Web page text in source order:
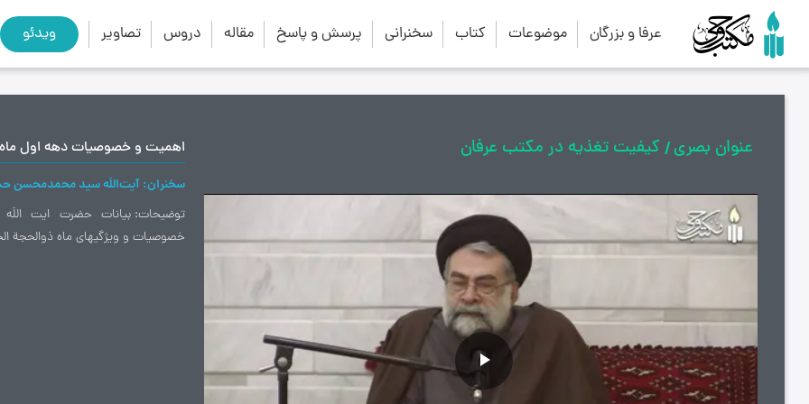
عرفا و بزرگان موضوعات کتاب سخنرانی پرسش و پاسخ مقاله دروس تصاویر ویدئو search
close
عنوان بصری کیفیت تغذیه در مکتب عرفان
پخش
سخنران آیت‌اللَه سید محمدمحسن
توضیحات بیانات حضرت ایت اللَه
خصوصیات و ویژگیهای ماه ذوالحجة